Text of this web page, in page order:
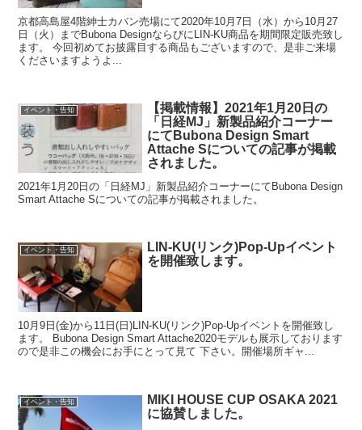
京都高島屋4階紳士カバン売場にて2020年10月7日（水）から10月27
日（火）までBubona DesignならびにLIN-KU商品を期間限定販売致し
ます。 今回初めてお披露目する商品もございますので、是非ご来場
くださいますようよ...
イベント・告知
【掲載情報】2021年1月20日の
「日経MJ」新製品紹介コーナー
にてBubona Design Smart
Attache Sについての記事が掲載
されました。
2021年1月20日の「日経MJ」新製品紹介コーナーにてBubona Design
Smart Attache Sについての記事が掲載されました。
イベント・告知
LIN-KU(リンク)Pop-Upイベント
を開催致します。
10月9日(金)から11日(日)LIN-KU(リンク)Pop-Upイベントを開催致し
ます。 Bubona Design Smart Attache2020モデルも展示しております
ので是非この機会にお手にとって見て 下さい。開催場所ギャ...
イベント・告知
MIKI HOUSE CUP OSAKA 2021
に協賛しました。